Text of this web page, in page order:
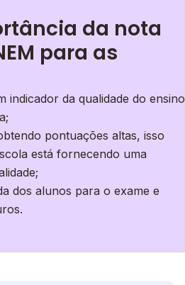
da nota
para as
indicador da qualidade do ensino
pontuações altas, isso
está fornecendo uma
dos alunos para o exame e